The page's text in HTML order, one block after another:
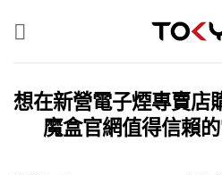
想在新營電子煙專賣店
魔盒官網值得信賴